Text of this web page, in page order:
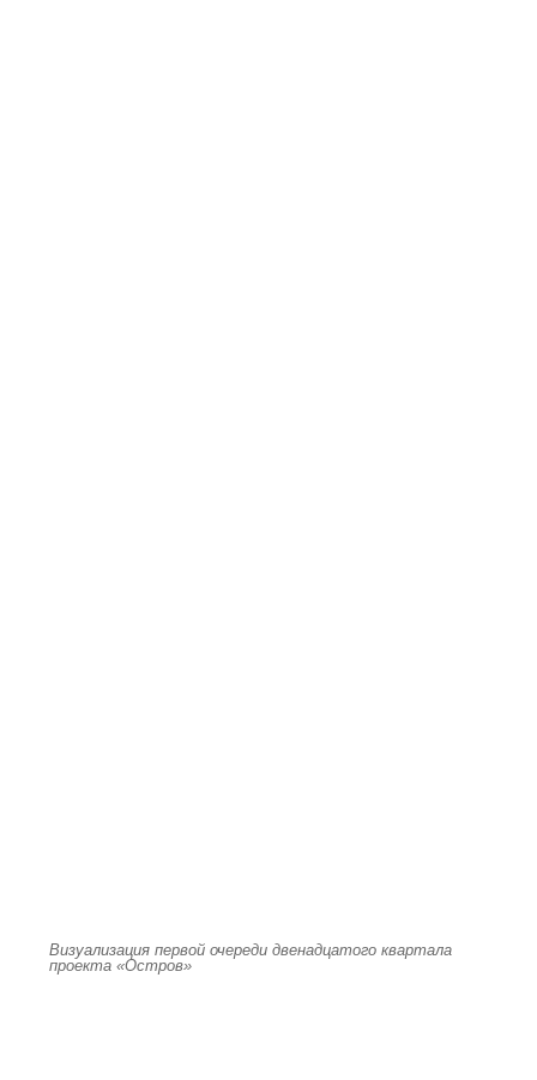
Визуализация первой очереди двенадцатого квартала
проекта «Остров»